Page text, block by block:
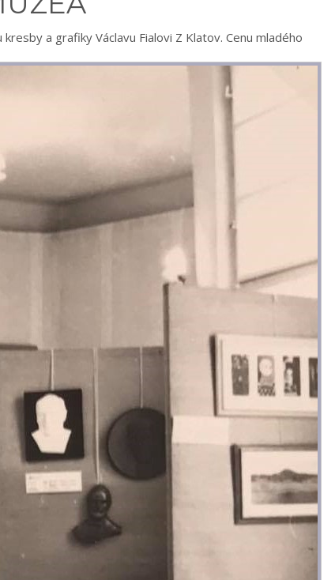
a grafiky Václavu Fialovi Z Klatov. Cenu mladého